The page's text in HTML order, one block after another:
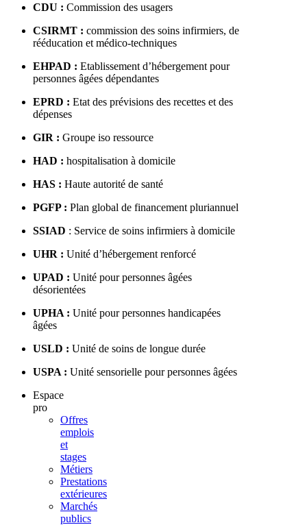
CDU : Commission des usagers
CSIRMT : commission des soins infirmiers, de
rééducation et médico-techniques
EHPAD : Etablissement d’hébergement pour
personnes âgées dépendantes
EPRD : Etat des prévisions des recettes et des
dépenses
GIR : Groupe iso ressource
HAD : hospitalisation à domicile
HAS : Haute autorité de santé
PGFP : Plan global de financement pluriannuel
SSIAD : Service de soins infirmiers à domicile
UHR : Unité d’hébergement renforcé
UPAD : Unité pour personnes âgées
désorientées
UPHA : Unité pour personnes handicapées
âgées
USLD : Unité de soins de longue durée
USPA : Unité sensorielle pour personnes âgées
Espace
pro
Offres
emplois
et
stages
Métiers
Prestations
extérieures
Marchés
publics